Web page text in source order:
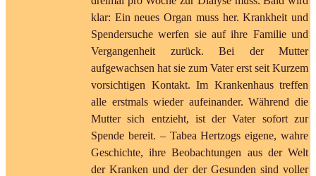
klar: Ein neues Organ muss her. Krankheit und
Spendersuche werfen sie auf ihre Familie und
Vergangenheit zurück. Bei der Mutter
aufgewachsen hat sie zum Vater erst seit Kurzem
vorsichtigen Kontakt. Im Krankenhaus treffen
alle erstmals wieder aufeinander. Während die
Mutter sich entzieht, ist der Vater sofort zur
Spende bereit. – Tabea Hertzogs eigene, wahre
Geschichte, ihre Beobachtungen aus der Welt
der Kranken und der der Gesunden sind voller